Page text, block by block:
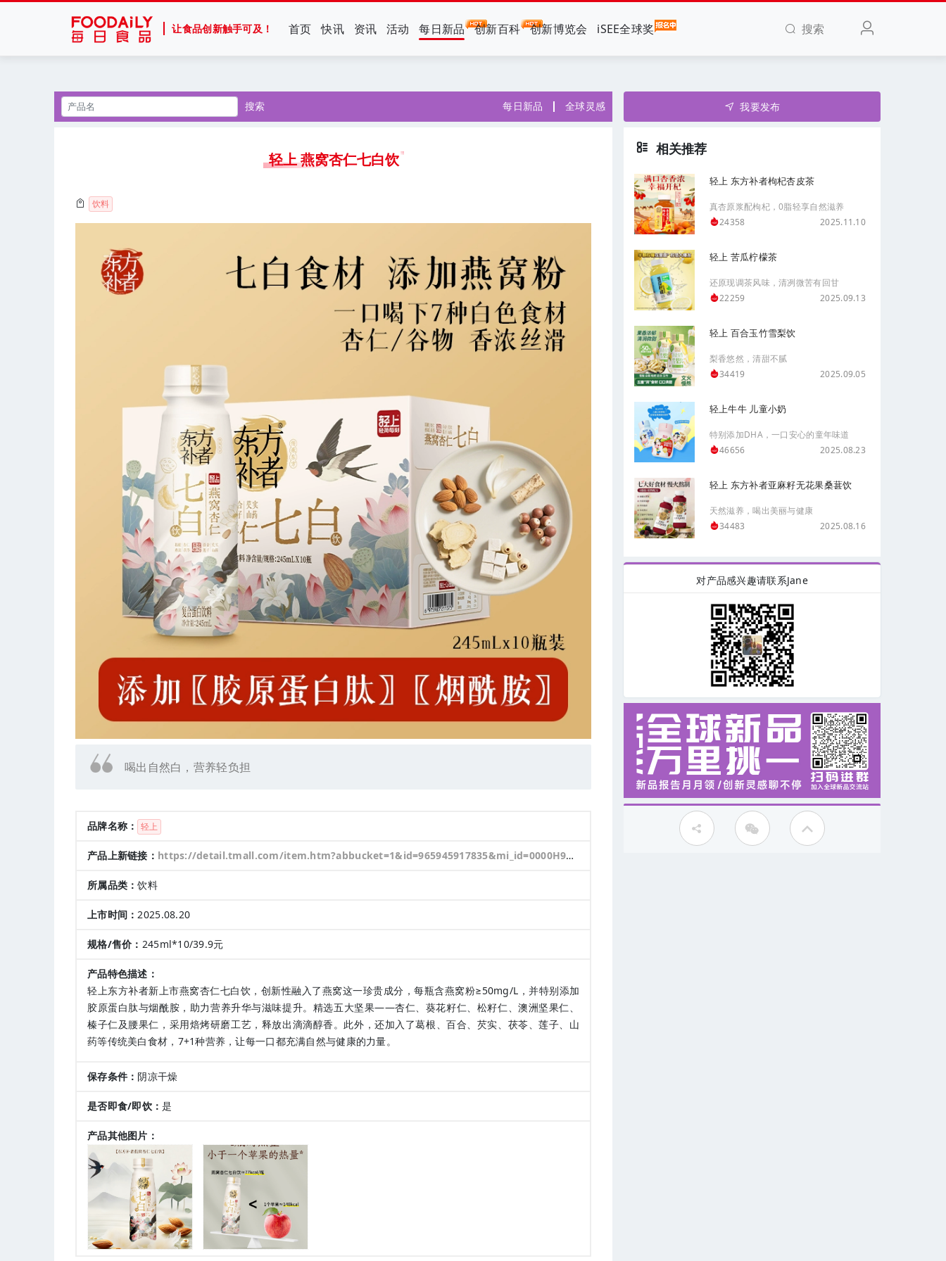
让食品创新触手可及！ 首页 快讯 资讯 活动 每日新品 创新百科 创新博览会 iSEE全球奖 搜索
搜索 每日新品 全球灵感
轻上 燕窝杏仁七白饮
饮料
喝出自然白，营养轻负担
品牌名称： 轻上
产品上新链接： https://detail.tmall.com/item.htm?abbucket=1&id=965945917835&mi_id=0000H9nxXvnNqltVmTc-4wmQjuRTiQrBH6p9uPlQeiH9aLw&ns=1&priceTId=2147870d17557839961542726e1f07&skuId=6074068194349&spm=a21n57.1.hoverItem.4&utparam=%7B%22aplus_abtest%22%3A%2227a1dace0eeb9293d07e9881557a8312%22%7D&xxc=taobaoSearch
所属品类：饮料
上市时间：2025.08.20
规格/售价： 245ml*10/39.9元
产品特色描述：
轻上东方补者新上市燕窝杏仁七白饮，创新性融入了燕窝这一珍贵成分，每瓶含燕窝粉≥50mg/L，并特别添加
胶原蛋白肽与烟酰胺，助力营养升华与滋味提升。精选五大坚果——杏仁、葵花籽仁、松籽仁、澳洲坚果仁、
榛子仁及腰果仁，采用焙烤研磨工艺，释放出滴滴醇香。此外，还加入了葛根、百合、芡实、茯苓、莲子、山
药等传统美白食材，7+1种营养，让每一口都充满自然与健康的力量。
保存条件： 阴凉干燥
是否即食/即饮：是
产品其他图片：
我要发布
相关推荐
轻上 东方补者枸杞杏皮茶
真杏原浆配枸杞，0脂轻享自然滋养
24358
2025.11.10
轻上 苦瓜柠檬茶
还原现调茶风味，清冽微苦有回甘
22259
2025.09.13
轻上 百合玉竹雪梨饮
梨香悠然，清甜不腻
34419
2025.09.05
轻上牛牛 儿童小奶
特别添加DHA，一口安心的童年味道
46656
2025.08.23
轻上 东方补者亚麻籽无花果桑葚饮
天然滋养，喝出美丽与健康
34483
2025.08.16
对产品感兴趣请联系Jane